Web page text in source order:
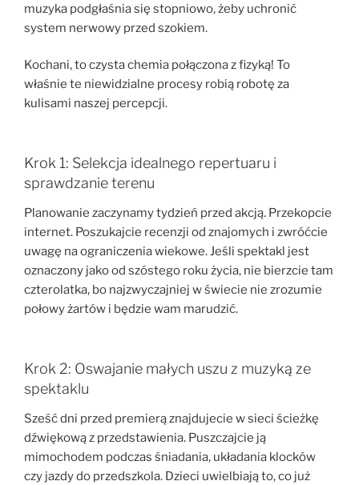
muzyka podgłaśnia się stopniowo, żeby uchronić
system nerwowy przed szokiem.
Kochani, to czysta chemia połączona z fizyką! To
właśnie te niewidzialne procesy robią robotę za
kulisami naszej percepcji.
Krok 1: Selekcja idealnego repertuaru i
sprawdzanie terenu
Planowanie zaczynamy tydzień przed akcją. Przekopcie
internet. Poszukajcie recenzji od znajomych i zwróćcie
uwagę na ograniczenia wiekowe. Jeśli spektakl jest
oznaczony jako od szóstego roku życia, nie bierzcie tam
czterolatka, bo najzwyczajniej w świecie nie zrozumie
połowy żartów i będzie wam marudzić.
Krok 2: Oswajanie małych uszu z muzyką ze
spektaklu
Sześć dni przed premierą znajdujecie w sieci ścieżkę
dźwiękową z przedstawienia. Puszczajcie ją
mimochodem podczas śniadania, układania klocków
czy jazdy do przedszkola. Dzieci uwielbiają to, co już